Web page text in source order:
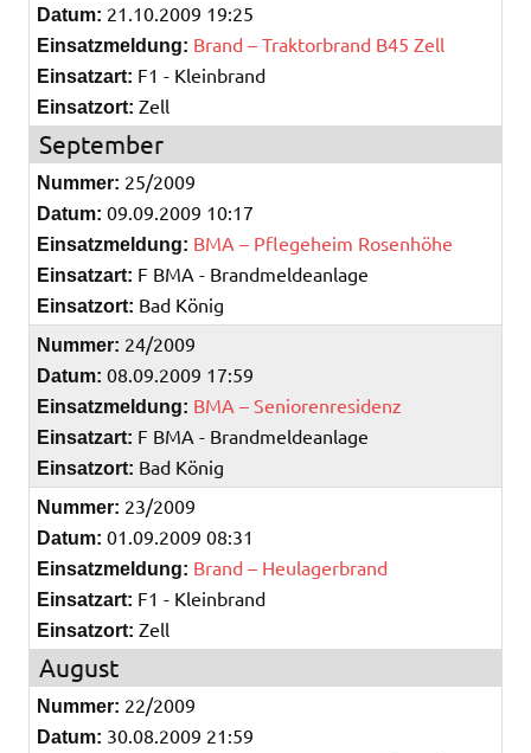
Datum: 21.10.2009 19:25
Einsatzmeldung: Brand – Traktorbrand B45 Zell
Einsatzart: F1 - Kleinbrand
Einsatzort: Zell
September
Nummer: 25/2009
Datum: 09.09.2009 10:17
Einsatzmeldung: BMA – Pflegeheim Rosenhöhe
Einsatzart: F BMA - Brandmeldeanlage
Einsatzort: Bad König
Nummer: 24/2009
Datum: 08.09.2009 17:59
Einsatzmeldung: BMA – Seniorenresidenz
Einsatzart: F BMA - Brandmeldeanlage
Einsatzort: Bad König
Nummer: 23/2009
Datum: 01.09.2009 08:31
Einsatzmeldung: Brand – Heulagerbrand
Einsatzart: F1 - Kleinbrand
Einsatzort: Zell
August
Nummer: 22/2009
Datum: 30.08.2009 21:59